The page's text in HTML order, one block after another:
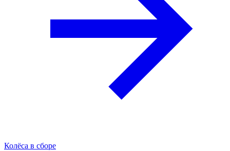
Колёса в сборе